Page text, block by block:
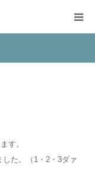
す。
た。（1・2・3ダァ